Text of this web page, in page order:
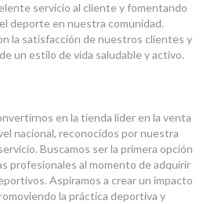
servicio al cliente y fomentando
deporte en nuestra comunidad.
la satisfacción de nuestros clientes y
un estilo de vida saludable y activo.
en la tienda líder en la venta
nacional, reconocidos por nuestra
Buscamos ser la primera opción
profesionales al momento de adquirir
Aspiramos a crear un impacto
la práctica deportiva y